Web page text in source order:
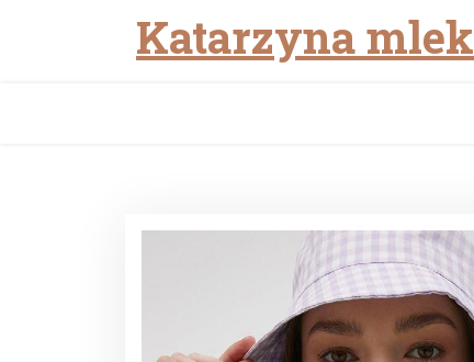
Katarzyna mlek